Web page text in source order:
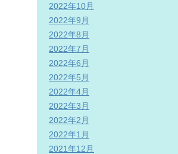
2022年10月
2022年9月
2022年8月
2022年7月
2022年6月
2022年5月
2022年4月
2022年3月
2022年2月
2022年1月
2021年12月